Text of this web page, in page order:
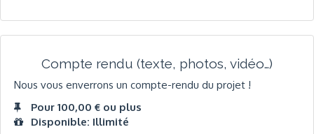
Compte rendu (texte, photos, vidéo…)
Nous vous enverrons un compte-rendu du projet !
Pour 100,00 € ou plus
Disponible: Illimité